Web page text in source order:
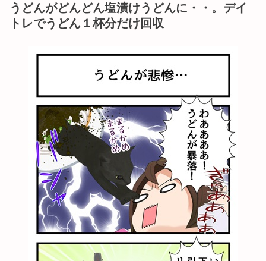
うどんがどんどん塩漬けうどんに・・。デイ
トレでうどん１杯分だけ回収